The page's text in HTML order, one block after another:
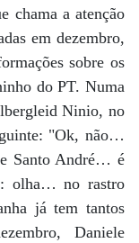
chama a atenção
em dezembro,
sobre os
do PT. Numa
Ninio, no
"Ok, não…
Santo André… é
olha… no rastro
já tem tantos
Daniele